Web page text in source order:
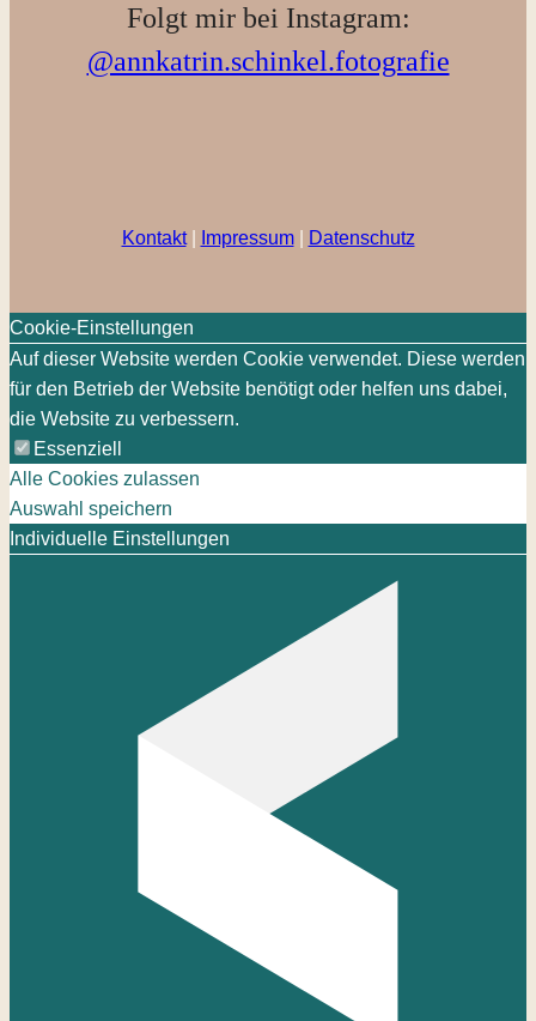
Folgt mir bei Instagram:
@annkatrin.schinkel.fotografie
Kontakt| Impressum| Datenschutz
Cookie-Einstellungen
Auf dieser Website werden Cookie verwendet. Diese werden
für den Betrieb der Website benötigt oder helfen uns dabei,
die Website zu verbessern.
Essenziell
Alle Cookies zulassen
Auswahl speichern
Individuelle Einstellungen